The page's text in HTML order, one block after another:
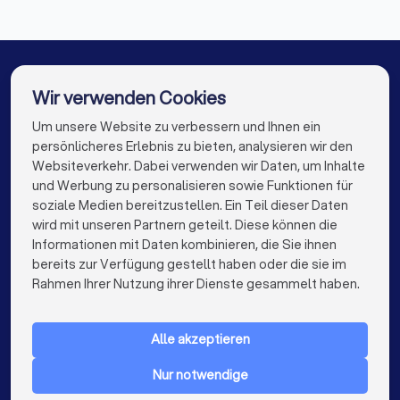
Anfragen?
Krankheit?
Diese Unterlagen sollten Sie mitbringen
Letzte Steuerbescheide
Übersicht über Einkunftsarten (Mieten, Kapitalerträge etc.)
Liste offener steuerlicher Fragen
Bei Arbeitnehmern: Gehaltsabrechnungen,
Lohnsteuerbescheinigung
Achten Sie im Gespräch darauf, ob der Berater Ihre Situation
Steuerberater in München
Steuerberater in Frankfurt am Main
Steuerberater in Stuttgart
Steuerberater in Düsseldorf
Steuerberater in Essen
Steuerberater in Bremen
Steuerberater in Nürnberg
Steuerberater in Hannover
Steuerberater in Leipzig
Steuerberater in Duisburg
Die besten Steuerberater für Sie
info@trustlocal.de
FÜR PRIVATPERSONEN
Wir verwenden Cookies
Um unsere Website zu verbessern und Ihnen ein
persönlicheres Erlebnis zu bieten, analysieren wir den
Websiteverkehr. Dabei verwenden wir Daten, um Inhalte
und Werbung zu personalisieren sowie Funktionen für
soziale Medien bereitzustellen. Ein Teil dieser Daten
wird mit unseren Partnern geteilt. Diese können die
Informationen mit Daten kombinieren, die Sie ihnen
bereits zur Verfügung gestellt haben oder die sie im
Rahmen Ihrer Nutzung ihrer Dienste gesammelt haben.
Alle akzeptieren
Nur notwendige